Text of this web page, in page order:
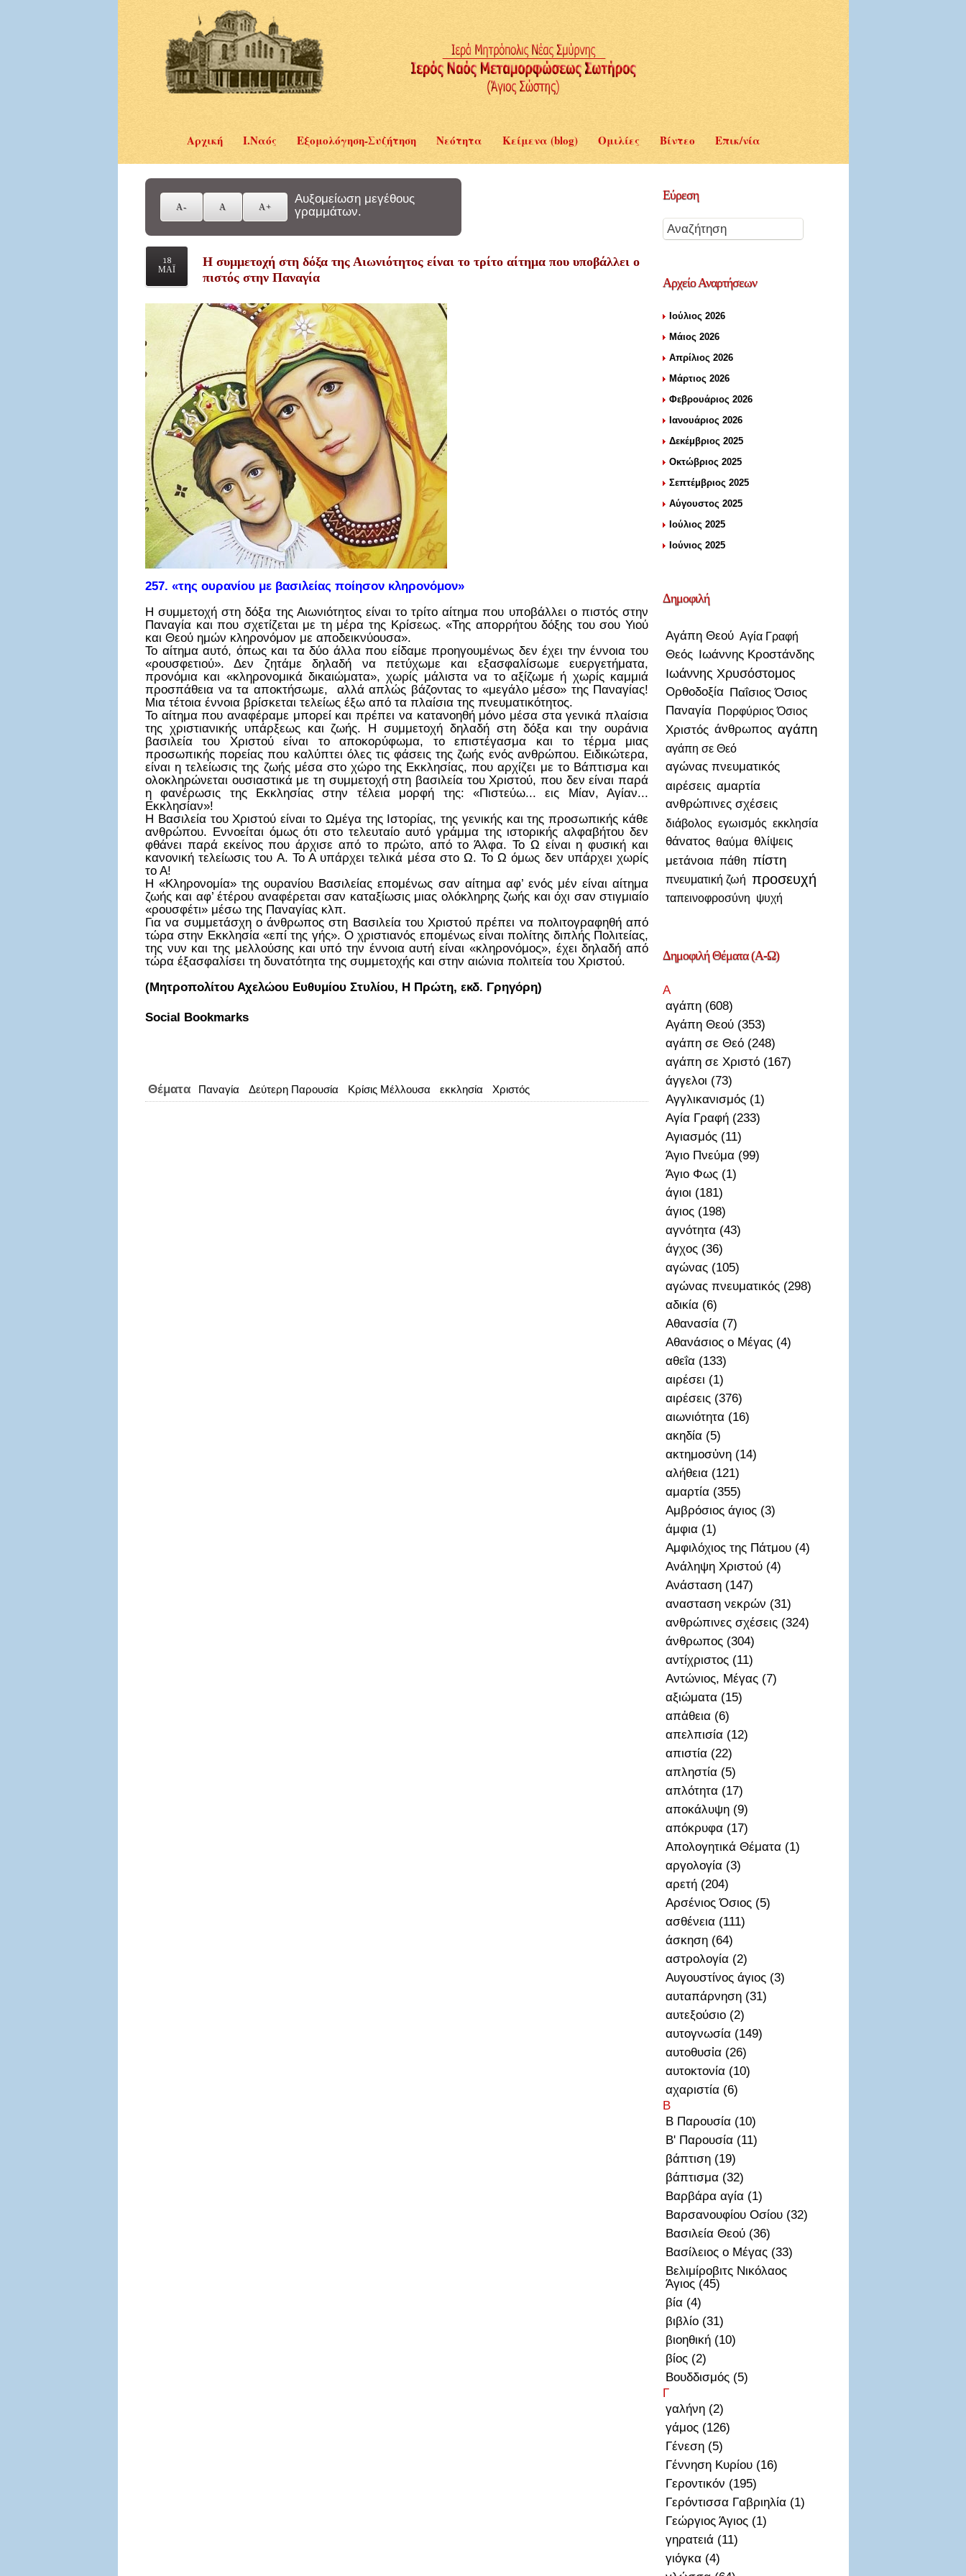
Αρχική Ι.Ναός Εξομολόγηση-Συζήτηση Νεότητα Κείμενα (blog) Ομιλίες Βίντεο Επικ/νία
Αυξομείωση μεγέθους
γραμμάτων.
18
ΜΑΪ
Η συμμετοχή στη δόξα της Αιωνιότητος είναι το τρίτο αίτημα που υποβάλλει ο
πιστός στην Παναγία
257. «της ουρανίου με βασιλείας ποίησον κληρονόμον»
Η συμμετοχή στη δόξα της Αιωνιότητος είναι το τρίτο αίτημα που υποβάλλει ο πιστός στην
Παναγία και που σχετίζεται με τη μέρα της Κρίσεως. «Της απορρήτου δόξης του σου Υιού
και Θεού ημών κληρονόμον με αποδεικνύουσα».
Το αίτημα αυτό, όπως και τα δύο άλλα που είδαμε προηγουμένως δεν έχει την έννοια του
«ρουσφετιού». Δεν ζητάμε δηλαδή να πετύχωμε και εξασφαλίσωμε ευεργετήματα,
προνόμια και «κληρονομικά δικαιώματα», χωρίς μάλιστα να το αξίζωμε ή χωρίς καμμιά
προσπάθεια να τα αποκτήσωμε, αλλά απλώς βάζοντας το «μεγάλο μέσο» της Παναγίας!
Μια τέτοια έννοια βρίσκεται τελείως έξω από τα πλαίσια της πνευματικότητος.
Το αίτημα που αναφέραμε μπορεί και πρέπει να κατανοηθή μόνο μέσα στα γενικά πλαίσια
της χριστιανικής υπάρξεως και ζωής. Η συμμετοχή δηλαδή στη δόξα και την ουράνια
βασιλεία του Χριστού είναι το αποκορύφωμα, το επιστέγασμα και το τέρμα μιας
προσωπικής πορείας που καλύπτει όλες τις φάσεις της ζωής ενός ανθρώπου. Ειδικώτερα,
είναι η τελείωσις της ζωής μέσα στο χώρο της Εκκλησίας, που αρχίζει με το Βάπτισμα και
ολοκληρώνεται ουσιαστικά με τη συμμετοχή στη βασιλεία του Χριστού, που δεν είναι παρά
η φανέρωσις της Εκκλησίας στην τέλεια μορφή της: «Πιστεύω... εις Μίαν, Αγίαν...
Εκκλησίαν»!
Η Βασιλεία του Χριστού είναι το Ωμέγα της Ιστορίας, της γενικής και της προσωπικής κάθε
ανθρώπου. Εννοείται όμως ότι στο τελευταίο αυτό γράμμα της ιστορικής αλφαβήτου δεν
φθάνει παρά εκείνος που άρχισε από το πρώτο, από το Άλφα. Το Ω είναι η φυσική και
κανονική τελείωσις του Α. Το Α υπάρχει τελικά μέσα στο Ω. Το Ω όμως δεν υπάρχει χωρίς
το Α!
Η «Κληρονομία» της ουρανίου Βασιλείας επομένως σαν αίτημα αφ’ ενός μέν είναι αίτημα
ζωής και αφ’ έτέρου αναφέρεται σαν καταξίωσις μιας ολόκληρης ζωής και όχι σαν στιγμιαίο
«ρουσφέτι» μέσω της Παναγίας κλπ.
Για να συμμετάσχη ο άνθρωπος στη Βασιλεία του Χριστού πρέπει να πολιτογραφηθή από
τώρα στην Εκκλησία «επί της γής». Ο χριστιανός επομένως είναι πολίτης διπλής Πολιτείας,
της νυν και της μελλούσης και υπό την έννοια αυτή είναι «κληρονόμος», έχει δηλαδή από
τώρα έξασφαλίσει τη δυνατότητα της συμμετοχής και στην αιώνια πολιτεία του Χριστού.
(Μητροπολίτου Αχελώου Ευθυμίου Στυλίου, Η Πρώτη, εκδ. Γρηγόρη)
Social Bookmarks
Θέματα Παναγία Δεύτερη Παρουσία Κρίσις Μέλλουσα εκκλησία Χριστός
Εύρεση
ΑρχείοΑναρτήσεων
Ιούλιος 2026
Μάιος 2026
Απρίλιος 2026
Μάρτιος 2026
Φεβρουάριος 2026
Ιανουάριος 2026
Δεκέμβριος 2025
Οκτώβριος 2025
Σεπτέμβριος 2025
Αύγουστος 2025
Ιούλιος 2025
Ιούνιος 2025
Δημοφιλή
Αγάπη Θεού Αγία Γραφή
Θεός Ιωάννης Κροστάνδης
Ιωάννης Χρυσόστομος
Ορθοδοξία Παΐσιος Όσιος
Παναγία Πορφύριος Όσιος
Χριστός άνθρωπος αγάπη
αγάπη σε Θεό
αγώνας πνευματικός
αιρέσεις αμαρτία
ανθρώπινες σχέσεις
διάβολος εγωισμός εκκλησία
θάνατος θαύμα θλίψεις
μετάνοια πάθη πίστη
πνευματική ζωή προσευχή
ταπεινοφροσύνη ψυχή
ΔημοφιλήΘέματα (Α-Ω)
Α
αγάπη (608)
Αγάπη Θεού (353)
αγάπη σε Θεό (248)
αγάπη σε Χριστό (167)
άγγελοι (73)
Αγγλικανισμός (1)
Αγία Γραφή (233)
Αγιασμός (11)
Άγιο Πνεύμα (99)
Άγιο Φως (1)
άγιοι (181)
άγιος (198)
αγνότητα (43)
άγχος (36)
αγώνας (105)
αγώνας πνευματικός (298)
αδικία (6)
Αθανασία (7)
Αθανάσιος ο Μέγας (4)
αθεΐα (133)
αιρέσει (1)
αιρέσεις (376)
αιωνιότητα (16)
ακηδία (5)
ακτημοσὐνη (14)
αλήθεια (121)
αμαρτία (355)
Αμβρόσιος άγιος (3)
άμφια (1)
Αμφιλόχιος της Πάτμου (4)
Ανάληψη Χριστού (4)
Ανάσταση (147)
ανασταση νεκρών (31)
ανθρώπινες σχέσεις (324)
άνθρωπος (304)
αντίχριστος (11)
Αντώνιος, Μέγας (7)
αξιώματα (15)
απἀθεια (6)
απελπισία (12)
απιστία (22)
απληστία (5)
απλότητα (17)
αποκάλυψη (9)
απόκρυφα (17)
Απολογητικά Θέματα (1)
αργολογία (3)
αρετή (204)
Αρσένιος Όσιος (5)
ασθένεια (111)
άσκηση (64)
αστρολογία (2)
Αυγουστίνος άγιος (3)
αυταπάρνηση (31)
αυτεξούσιο (2)
αυτογνωσία (149)
αυτοθυσἰα (26)
αυτοκτονία (10)
αχαριστία (6)
Β
Β Παρουσία (10)
Β' Παρουσία (11)
βάπτιση (19)
βάπτισμα (32)
Βαρβάρα αγία (1)
Βαρσανουφίου Οσίου (32)
Βασιλεία Θεού (36)
Βασίλειος ο Μέγας (33)
Βελιμίροβιτς Νικόλαος
Άγιος (45)
βία (4)
βιβλίο (31)
βιοηθική (10)
βίος (2)
Βουδδισμός (5)
Γ
γαλήνη (2)
γάμος (126)
Γένεση (5)
Γέννηση Κυρίου (16)
Γεροντικόν (195)
Γερόντισσα Γαβριηλία (1)
Γεώργιος Άγιος (1)
γηρατειά (11)
γιόγκα (4)